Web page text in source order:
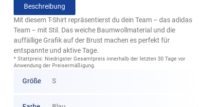
Beschreibung
Mit diesem T-Shirt repräsentierst du dein Team – das adidas
Team – mit Stil. Das weiche Baumwollmaterial und die
auffällige Grafik auf der Brust machen es perfekt für
entspannte und aktive Tage.
* Stattpreis: Niedrigster Gesamtpreis innerhalb der letzten 30 Tage vor
Anwendung der Preisermäßigung.
Größe S